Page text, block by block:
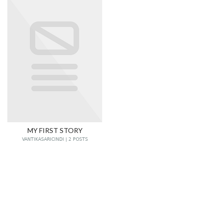
MY FIRST STORY
VANTIKASARICINDI | 2 POSTS